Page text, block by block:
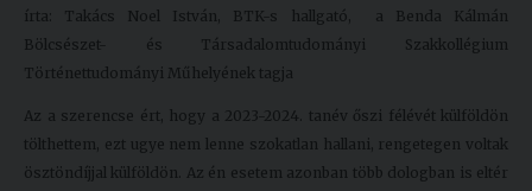
Junior
Akadémia
Felvételizőknek
Kiadványok
írta: Takács Noel István, BTK-s hallgató, a Benda Kálmán
Bölcsészet- és Társadalomtudományi Szakkollégium
Történettudományi Műhelyének tagja
Az a szerencse ért, hogy a 2023-2024. tanév őszi félévét külföldön
tölthettem, ezt ugye nem lenne szokatlan hallani, rengetegen voltak
ösztöndíjjal külföldön. Az én esetem azonban több dologban is eltér